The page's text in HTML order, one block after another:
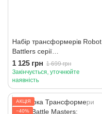
Набір трансформерів Robot
Battlers серії
"Трансформери: Нове
покоління"
1 125 грн 1 699 грн
Закінчується, уточнюйте
наявність
АКЦІЯ
−40%